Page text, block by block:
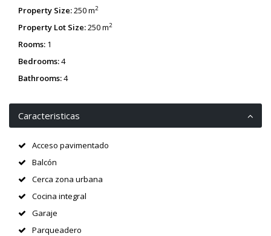
Property Size:250 m2
Property Lot Size:250 m2
Rooms: 1
Bedrooms:4
Bathrooms:4
Caracteristicas
Acceso pavimentado
Balcón
Cerca zona urbana
Cocina integral
Garaje
Parqueadero